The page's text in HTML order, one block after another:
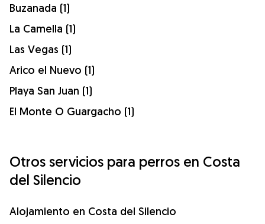
Buzanada (1)
La Camella (1)
Las Vegas (1)
Arico el Nuevo (1)
Playa San Juan (1)
El Monte O Guargacho (1)
Otros servicios para perros en Costa
del Silencio
Alojamiento en Costa del Silencio